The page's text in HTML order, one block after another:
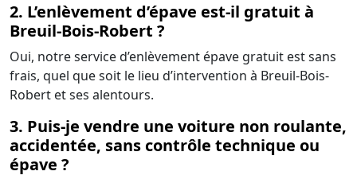
2. L’enlèvement d’épave est-il gratuit à
Breuil-Bois-Robert ?
Oui, notre service d’enlèvement épave gratuit est sans
frais, quel que soit le lieu d’intervention à Breuil-Bois-
Robert et ses alentours.
3. Puis-je vendre une voiture non roulante,
accidentée, sans contrôle technique ou
épave ?